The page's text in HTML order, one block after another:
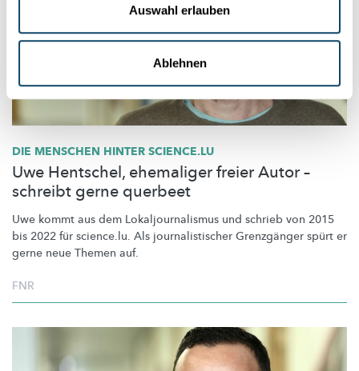
Auswahl erlauben
Ablehnen
DIE MENSCHEN HINTER SCIENCE.LU
Uwe Hentschel, ehemaliger freier Autor –
schreibt gerne querbeet
Uwe kommt aus dem Lokaljournalismus und schrieb von 2015
bis 2022 für science.lu. Als journalistischer Grenzgänger spürt er
gerne neue Themen auf.
FNR